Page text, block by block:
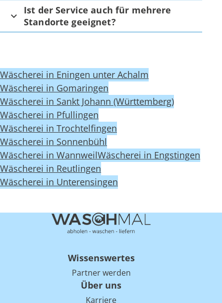
Ist der Service auch für mehrere
Standorte geeignet?
Wäscherei in Eningen unter Achalm
Wäscherei in Gomaringen
Wäscherei in Sankt Johann (Württemberg)
Wäscherei in Pfullingen
Wäscherei in Trochtelfingen
Wäscherei in Sonnenbühl
Wäscherei in WannweilWäscherei in Engstingen
Wäscherei in Reutlingen
Wäscherei in Unterensingen
Wissenswertes
Partner werden
Über uns
Karriere